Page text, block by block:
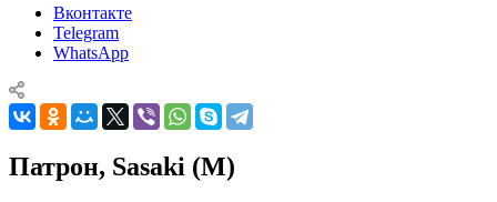
Вконтакте
Telegram
WhatsApp
Патрон, Sasaki (M)